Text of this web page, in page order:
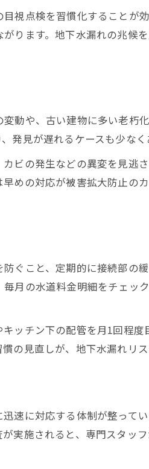
水道メーターで確認する方法
漏れに気付くメーターの異常
れの初期対処術
われる時の家庭での応急処置
実践しやすい地下水漏れ対策
前の地下水漏れチェックリス
サポート活用術
漏水調査で地下水漏れを解決
使える漏水減免制度の申請方
返金のためのサポート手順解
水のお知らせ確認のポイント
による水道代増加のリスクを
漏れを早期対応する重要性
計に与える悪影響と対策法
視点検を習慣化することが
ります。地下水漏れの兆候
動や、古い建物に多い老朽
発見が遅れるケースも少なく
ビの発生などの異変を見逃
めの対応が被害拡大防止の
ぐこと、定期的に接続部の
月の水道料金明細をチェッ
ッチン下の配管を月1回程
の見直しが、地下水漏れリス
速に対応する体制が整って
実施されると、専門スタッ